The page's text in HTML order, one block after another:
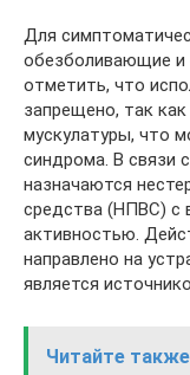
Для
обезболивающие и
отметить, что
запрещено, так
мускулатуры, что
синдрома. В связи
назначаются
средства (НПВС) с
активностью.
направлено на
является
Читайте